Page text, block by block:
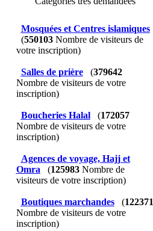
Mosquées et Centres islamiques
(550103Nombre de visiteurs de
votre inscription)
Salles de prière (379642
Nombre de visiteurs de votre
inscription)
Boucheries Halal (172057
Nombre de visiteurs de votre
inscription)
Agences de voyage, Hajj et
Omra
(125983Nombre de
visiteurs de votre inscription)
Boutiques marchandes (122371
Nombre de visiteurs de votre
inscription)